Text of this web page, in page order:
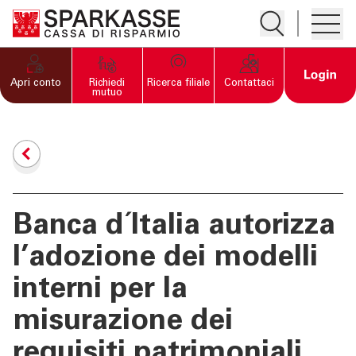
Apre la
Apre il
PRIVATI E FAMIGLIE
SERVIZI PRIVATI E
SERVIZI IMPRESE
OLTRE LA BANCA
CHI SIAMO
Apri conto
Richiedi
mutuo
Ricerca filiale Contattaci Open
Banca d´Italia autorizza
l’adozione dei modelli
interni per la
misurazione dei